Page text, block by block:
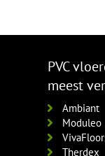
PVC
meest
Ambiant
Moduleo
Therdex